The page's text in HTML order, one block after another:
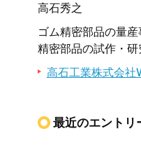
高石秀之
ゴム精密部品の量
精密部品の試作・研
高石工業株式会社
最近のエントリ